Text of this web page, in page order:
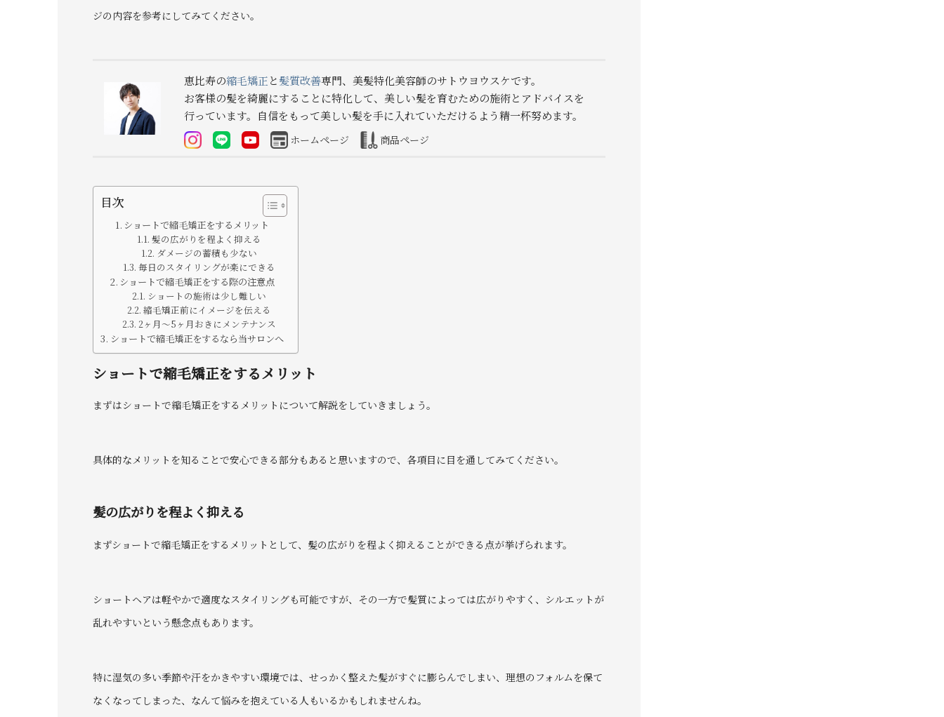
ジの内容を参考にしてみてください。
恵比寿の縮毛矯正と髪質改善専門、美髪特化美容師のサトウヨウスケです。
お客様の髪を綺麗にすることに特化して、美しい髪を育むための施術とアドバイスを
行っています。自信をもって美しい髪を手に入れていただけるよう精一杯努めます。
ホームページ 商品ページ
目次
ショートで縮毛矯正をするメリット
髪の広がりを程よく抑える
ダメージの蓄積も少ない
毎日のスタイリングが楽にできる
ショートで縮毛矯正をする際の注意点
ショートの施術は少し難しい
縮毛矯正前にイメージを伝える
2ヶ月〜5ヶ月おきにメンテナンス
ショートで縮毛矯正をするなら当サロンへ
ショートで縮毛矯正をするメリット
まずはショートで縮毛矯正をするメリットについて解説をしていきましょう。
具体的なメリットを知ることで安心できる部分もあると思いますので、各項目に目を通してみてください。
髪の広がりを程よく抑える
まずショートで縮毛矯正をするメリットとして、髪の広がりを程よく抑えることができる点が挙げられます。
ショートヘアは軽やかで適度なスタイリングも可能ですが、その一方で髪質によっては広がりやすく、シルエットが
乱れやすいという懸念点もあります。
特に湿気の多い季節や汗をかきやすい環境では、せっかく整えた髪がすぐに膨らんでしまい、理想のフォルムを保て
なくなってしまった、なんて悩みを抱えている人もいるかもしれませんね。